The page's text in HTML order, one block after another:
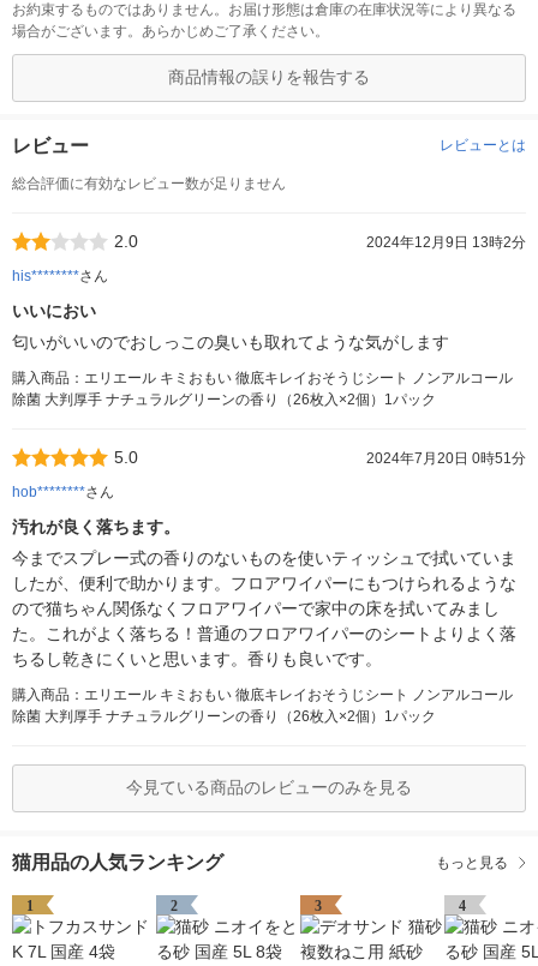
お約束するものではありません。お届け形態は倉庫の在庫状況等により異なる
場合がございます。あらかじめご了承ください。
商品情報の誤りを報告する
レビュー レビューとは
総合評価に有効なレビュー数が足りません
2.0
2024年12月9日 13時2分
his********さん
いいにおい
匂いがいいのでおしっこの臭いも取れてような気がします
購入商品：エリエール キミおもい 徹底キレイおそうじシート ノンアルコール
除菌 大判厚手 ナチュラルグリーンの香り（26枚入×2個）1パック
5.0
2024年7月20日 0時51分
hob********さん
汚れが良く落ちます。
今までスプレー式の香りのないものを使いティッシュで拭いていま
したが、便利で助かります。フロアワイパーにもつけられるような
ので猫ちゃん関係なくフロアワイパーで家中の床を拭いてみまし
た。これがよく落ちる！普通のフロアワイパーのシートよりよく落
ちるし乾きにくいと思います。香りも良いです。
購入商品：エリエール キミおもい 徹底キレイおそうじシート ノンアルコール
除菌 大判厚手 ナチュラルグリーンの香り（26枚入×2個）1パック
今見ている商品のレビューのみを見る
猫用品の人気ランキング もっと見る
1 2 3 4